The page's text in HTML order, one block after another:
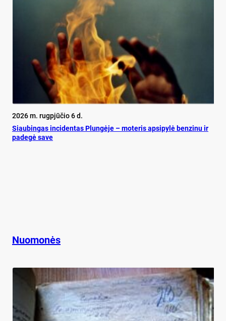
2026 m. rugpjūčio 6 d.
Siau­bin­gas in­ci­den­tas Plun­gė­je – mo­te­ris ap­si­py­lė ben­zi­nu ir
pa­de­gė sa­ve
Nuomonės